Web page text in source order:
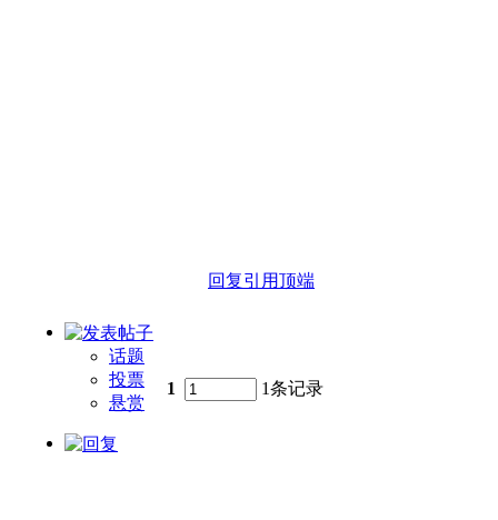
回复引用顶端
话题
投票
悬赏
1 1条记录